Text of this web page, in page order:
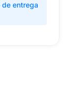
de entrega